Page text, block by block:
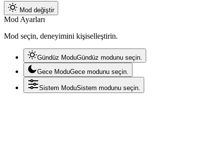
Mod değiştir
Mod Ayarları
Mod seçin, deneyimini kişiselleştirin.
Gündüz ModuGündüz modunu seçin.
Gece ModuGece modunu seçin.
Sistem ModuSistem modunu seçin.